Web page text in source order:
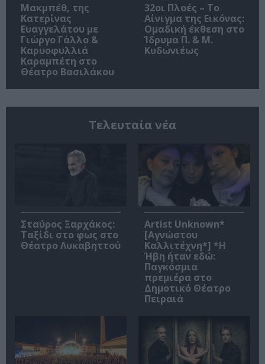
Μακμπέθ, της
Κατερίνας
Ευαγγελάτου με
Γιώργο Γάλλο &
Καρυοφυλλιά
Καραμπέτη στο
Θέατρο Βασιλάκου
32οι Πλοές – Το
Αίνιγμα της Εικόνας:
Ομαδική έκθεση στο
Ίδρυμα Π. & Μ.
Κυδωνιέως
Τελευταία νέα
Σταύρος Ξαρχάκος:
Ταξίδι στο φως στο
Θέατρο Λυκαβηττού
Artist Unknown*
[Αγνώστου
Καλλιτέχνη*] *Η
Ήβη ήταν εδώ:
Παγκόσμια
πρεμιέρα στο
Δημοτικό Θέατρο
Πειραιά